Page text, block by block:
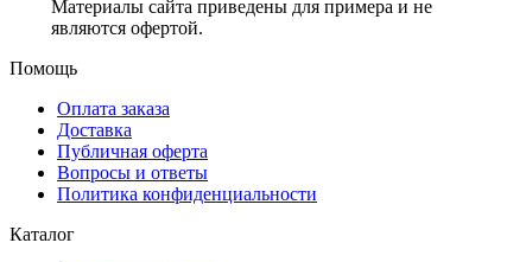
Материалы сайта приведены для примера и не
являются офертой.
Помощь
Оплата заказа
Доставка
Публичная оферта
Вопросы и ответы
Политика конфиденциальности
Каталог